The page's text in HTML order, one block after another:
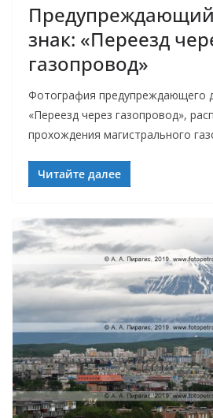
знак: «Переезд
газопровод»
Фотография предупреждающего
«Переезд через газопровод»,
прохождения магистрального
Читайте далее